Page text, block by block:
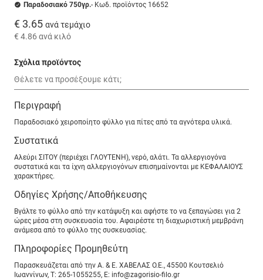
Παραδοσιακό 750γρ.- Κωδ. προϊόντος 16652
€ 3.65 ανά τεμάχιο
€ 4.86 ανά κιλό
Σχόλια προϊόντος
Περιγραφή
Παραδοσιακό χειροποίητο φύλλο για πίτες από τα αγνότερα υλικά.
Συστατικά
Αλεύρι ΣΙΤΟΥ (περιέχει ΓΛΟΥΤΕΝΗ), νερό, αλάτι. Τα αλλεργιογόνα
συστατικά και τα ίχνη αλλεργιογόνων επισημαίνονται με ΚΕΦΑΛΑΙΟΥΣ
χαρακτήρες.
Οδηγίες Χρήσης/Αποθήκευσης
Βγάλτε το φύλλο από την κατάψυξη και αφήστε το να ξεπαγώσει για 2
ώρες μέσα στη συσκευασία του. Αφαιρέστε τη διαχωριστική μεμβράνη
ανάμεσα από το φύλλο της συσκευασίας.
Πληροφορίες Προμηθεύτη
Παρασκευάζεται από την Α. & Ε. ΧΑΒΕΛΑΣ Ο.Ε., 45500 Κουτσελιό
Ιωαννίνων, Τ: 265-1055255, Ε: info@zagorisio-filo.gr